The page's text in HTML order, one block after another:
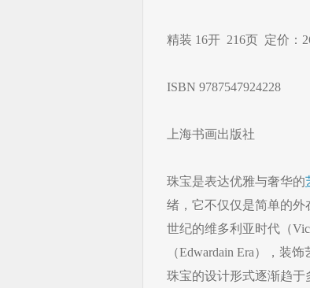
精装 16开 216页 定价：
ISBN 9787547924228
上海书画出版社
珠宝是表达优雅与奢华的
绪，它不仅仅是简单的外
世纪的维多利亚时代（
（Edwardain Era），装
珠宝的设计形式逐渐趋